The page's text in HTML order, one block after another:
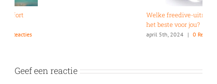
Welke freedive-uitrusting is
het beste voor jou?
april 5th, 2024 | 0 Reacties
Geef een reactie